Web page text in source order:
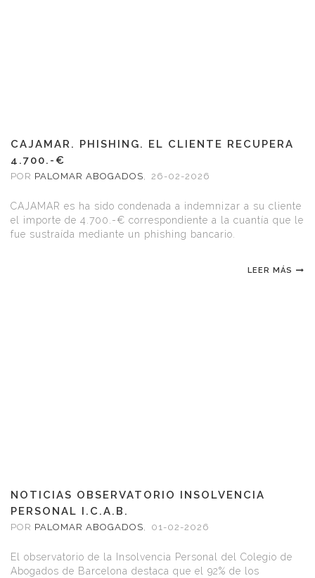
CAJAMAR. PHISHING. EL CLIENTE RECUPERA
4.700.-€
POR PALOMAR ABOGADOS, 26-02-2026
CAJAMAR es ha sido condenada a indemnizar a su cliente
el importe de 4.700.-€ correspondiente a la cuantía que le
fue sustraída mediante un phishing bancario.
LEER MÁS
NOTICIAS OBSERVATORIO INSOLVENCIA
PERSONAL I.C.A.B.
POR PALOMAR ABOGADOS, 01-02-2026
El observatorio de la Insolvencia Personal del Colegio de
Abogados de Barcelona destaca que el 92% de los